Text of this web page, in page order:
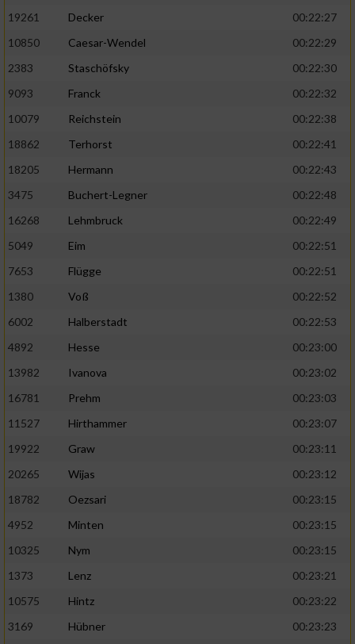
19261
Decker
00:22:27
10850
Caesar-Wendel
00:22:29
2383
Staschöfsky
00:22:30
9093
Franck
00:22:32
10079
Reichstein
00:22:38
18862
Terhorst
00:22:41
18205
Hermann
00:22:43
3475
Buchert-Legner
00:22:48
16268
Lehmbruck
00:22:49
5049
Eim
00:22:51
7653
Flügge
00:22:51
1380
Voß
00:22:52
6002
Halberstadt
00:22:53
4892
Hesse
00:23:00
13982
Ivanova
00:23:02
16781
Prehm
00:23:03
11527
Hirthammer
00:23:07
19922
Graw
00:23:11
20265
Wijas
00:23:12
18782
Oezsari
00:23:15
4952
Minten
00:23:15
10325
Nym
00:23:15
1373
Lenz
00:23:21
10575
Hintz
00:23:22
3169
Hübner
00:23:23